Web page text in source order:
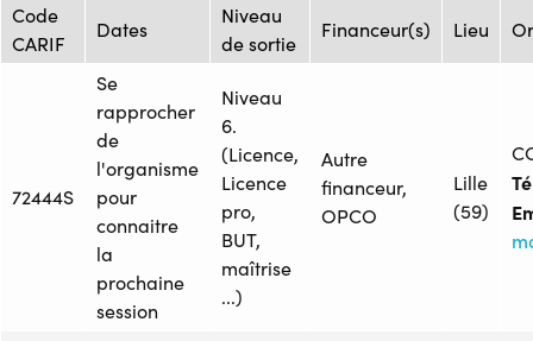
Code
CARIF
Dates
Niveau
de sortie
Financeur(s) Lieu
72444S
Se
rapprocher
de
l'organisme
pour
connaitre
la
prochaine
session
Niveau
6.
(Licence,
Licence
pro,
BUT,
maîtrise
...)
Autre
financeur,
OPCO
Lille
(59)